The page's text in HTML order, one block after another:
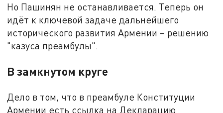
Но Пашинян не останавливается. Теперь он
идёт к ключевой задаче дальнейшего
исторического развития Армении – решению
"казуса преамбулы".
В замкнутом круге
Дело в том, что в преамбуле Конституции
Армении есть ссылка на Декларацию